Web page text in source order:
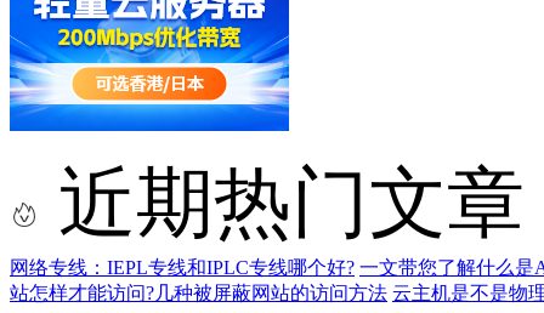
近期热门文章
网络专线：IEPL专线和IPLC专线哪个好? 一文带您了解什么是
站怎样才能访问?几种被屏蔽网站的访问方法 云主机是不是物